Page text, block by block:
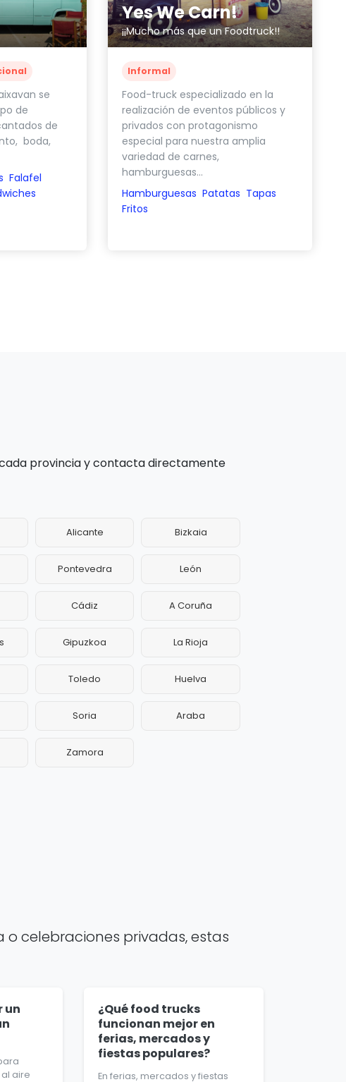
se
de
de
boda,
Falafel
Yes We Carn!
¡¡Mucho más que un Foodtruck!!
Informal
Food-truck especializado en la
realización de eventos públicos y
privados con protagonismo
especial para nuestra amplia
variedad de carnes,
hamburguesas...
Hamburguesas Patatas Tapas
Fritos
provincia y contacta directamente
Alicante Bizkaia
Pontevedra León
Cádiz A Coruña
Gipuzkoa La Rioja
Toledo Huelva
Soria Araba
Zamora
celebraciones privadas, estas
un
aire
¿Qué food trucks
funcionan mejor en
ferias, mercados y
fiestas populares?
En ferias, mercados y fiestas